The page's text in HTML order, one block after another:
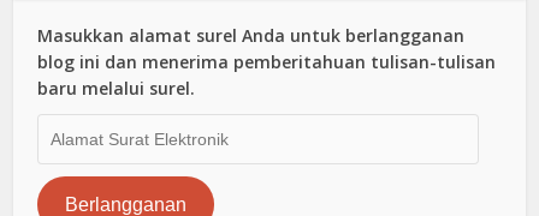
Masukkan alamat surel Anda untuk berlangganan
blog ini dan menerima pemberitahuan tulisan-tulisan
baru melalui surel.
Surat
Elektronik
Berlangganan